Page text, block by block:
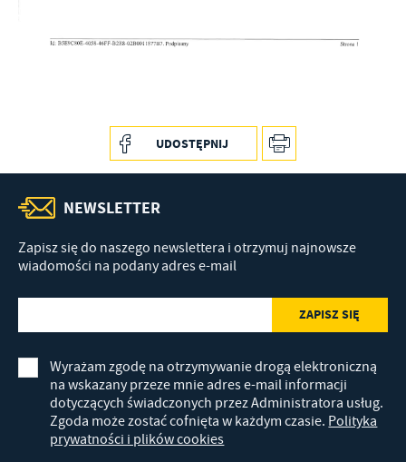
UDOSTĘPNIJ
NEWSLETTER
Zapisz się do naszego newslettera i otrzymuj najnowsze
wiadomości na podany adres e-mail
Wyrażam zgodę na otrzymywanie drogą elektroniczną
na wskazany przeze mnie adres e-mail informacji
dotyczących świadczonych przez Administratora usług.
Zgoda może zostać cofnięta w każdym czasie. Polityka
prywatności i plików cookies
zwyczajów dotyczących przeglądanej witryny internetowej. Treści
społecznościowych.